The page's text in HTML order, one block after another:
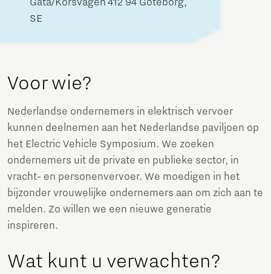
Gata/Korsvägen 412 94 Göteborg,
SE
Voor wie?
Nederlandse ondernemers in elektrisch vervoer
kunnen deelnemen aan het Nederlandse paviljoen op
het Electric Vehicle Symposium. We zoeken
ondernemers uit de private en publieke sector, in
vracht- en personenvervoer. We moedigen in het
bijzonder vrouwelijke ondernemers aan om zich aan te
melden. Zo willen we een nieuwe generatie
inspireren.
Wat kunt u verwachten?